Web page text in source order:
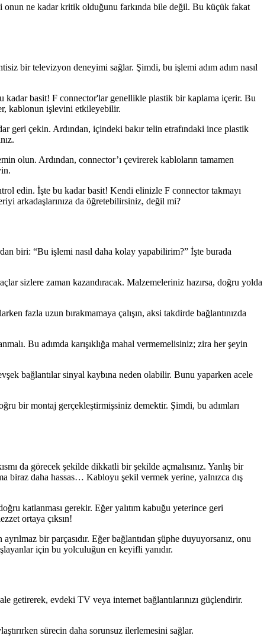
ne kadar kritik olduğunu farkında bile değil. Bu küçük fakat
bir televizyon deneyimi sağlar. Şimdi, bu işlemi adım adım nasıl
kadar basit! F connector'lar genellikle plastik bir kaplama içerir. Bu
kablonun işlevini etkileyebilir.
geri çekin. Ardından, içindeki bakır telin etrafındaki ince plastik
olun. Ardından, connector’ı çevirerek kabloların tamamen
edin. İşte bu kadar basit! Kendi elinizle F connector takmayı
arkadaşlarınıza da öğretebilirsiniz, değil mi?
biri: “Bu işlemi nasıl daha kolay yapabilirim?” İşte burada
sizlere zaman kazandıracak. Malzemeleriniz hazırsa, doğru yolda
fazla uzun bırakmamaya çalışın, aksi takdirde bağlantınızda
Bu adımda karışıklığa mahal vermemelisiniz; zira her şeyin
bağlantılar sinyal kaybına neden olabilir. Bunu yaparken acele
bir montaj gerçekleştirmişsiniz demektir. Şimdi, bu adımları
da görecek şekilde dikkatli bir şekilde açmalısınız. Yanlış bir
biraz daha hassas… Kabloyu şekil vermek yerine, yalnızca dış
katlanması gerekir. Eğer yalıtım kabuğu yeterince geri
ortaya çıksın!
bir parçasıdır. Eğer bağlantıdan şüphe duyuyorsanız, onu
için bu yolculuğun en keyifli yanıdır.
getirerek, evdeki TV veya internet bağlantılarınızı güçlendirir.
sürecin daha sorunsuz ilerlemesini sağlar.